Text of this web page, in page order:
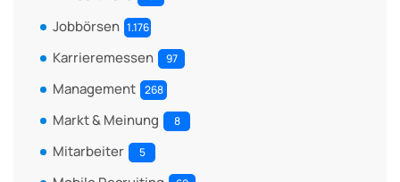
Jobbörsen 1.176
Karrieremessen 97
Management 268
Markt & Meinung 8
Mitarbeiter 5